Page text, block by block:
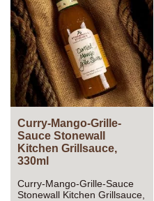
Curry-Mango-Grille-
Sauce Stonewall
Kitchen Grillsauce,
330ml
Curry-Mango-Grille-Sauce
Stonewall Kitchen Grillsauce,